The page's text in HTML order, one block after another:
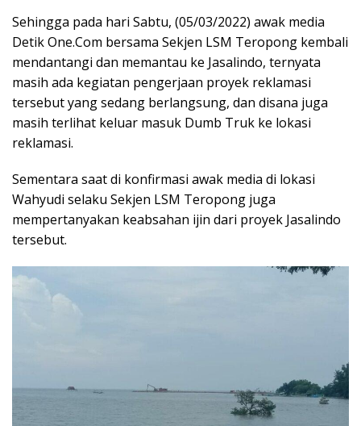
Sehingga pada hari Sabtu, (05/03/2022) awak media
Detik One.Com bersama Sekjen LSM Teropong kembali
mendantangi dan memantau ke Jasalindo, ternyata
masih ada kegiatan pengerjaan proyek reklamasi
tersebut yang sedang berlangsung, dan disana juga
masih terlihat keluar masuk Dumb Truk ke lokasi
reklamasi.
Sementara saat di konfirmasi awak media di lokasi
Wahyudi selaku Sekjen LSM Teropong juga
mempertanyakan keabsahan ijin dari proyek Jasalindo
tersebut.